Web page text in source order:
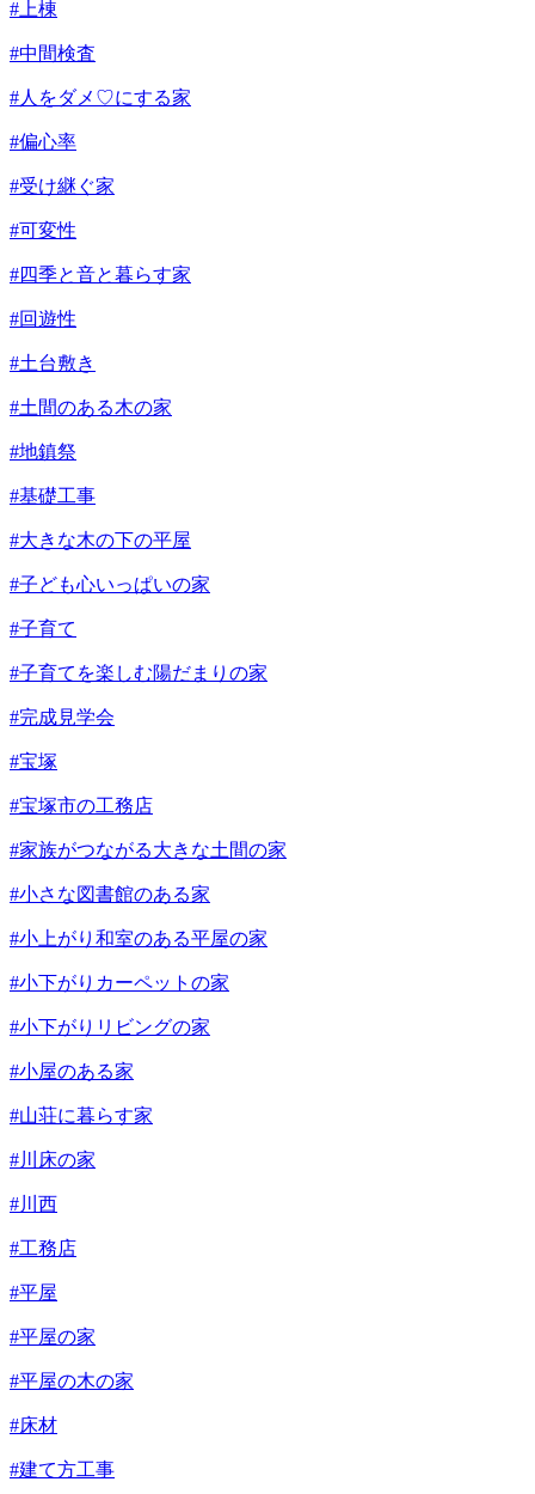
#上棟
#中間検査
#人をダメ♡にする家
#偏心率
#受け継ぐ家
#可変性
#四季と音と暮らす家
#回遊性
#土台敷き
#土間のある木の家
#地鎮祭
#基礎工事
#大きな木の下の平屋
#子ども心いっぱいの家
#子育て
#子育てを楽しむ陽だまりの家
#完成見学会
#宝塚
#宝塚市の工務店
#家族がつながる大きな土間の家
#小さな図書館のある家
#小上がり和室のある平屋の家
#小下がりカーペットの家
#小下がりリビングの家
#小屋のある家
#山荘に暮らす家
#川床の家
#川西
#工務店
#平屋
#平屋の家
#平屋の木の家
#床材
#建て方工事